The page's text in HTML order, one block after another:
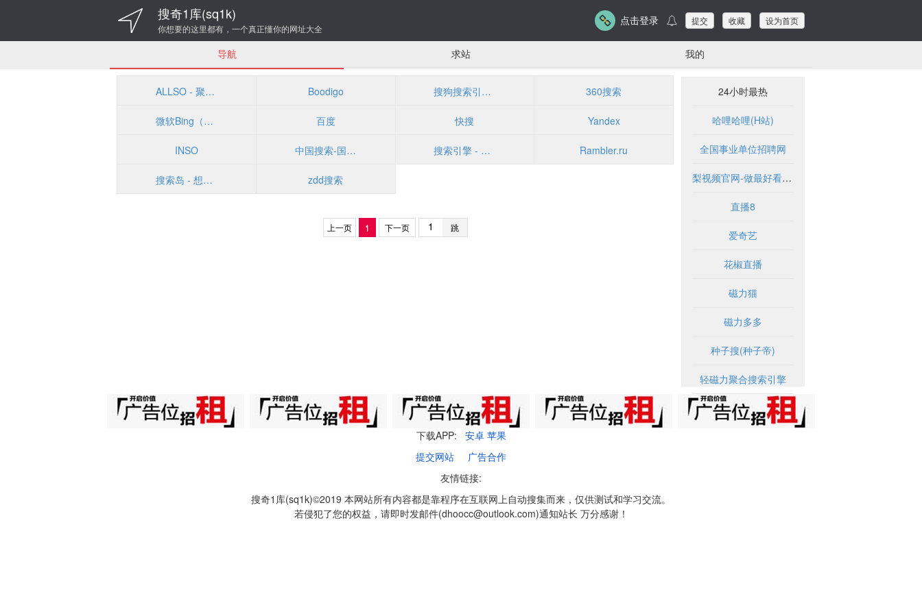
搜奇1库(sq1k)
你想要的这里都有，一个真正懂你的网址大全
点击登录 提交 收藏 设为首页
导航 求站 我的
ALLSO - 聚合搜索引擎 Boodigo 搜狗搜索引擎 - 上网从搜狗开始 360搜索
微软Bing（必应） 百度 快搜 Yandex
INSO 中国搜索-国家权威搜索 搜索引擎 - 中文搜索引擎指南网( 搜网 ) Rambler.ru
搜索岛 - 想你所想-ssdao.com zdd搜索
上一页 1 下一页 跳
24小时最热
哈哩哈哩(H站)
全国事业单位招聘网
梨视频官网-做最好看的资讯短视频-Pear Video
直播8
爱奇艺
花椒直播
磁力猫
磁力多多
种子搜(种子帝)
轻磁力聚合搜索引擎
下载APP: 安卓 苹果
提交网站
广告合作
友情链接:
搜奇1库(sq1k)©2019 本网站所有内容都是靠程序在互联网上自动搜集而来，仅供测试和学习交流。
若侵犯了您的权益，请即时发邮件(dhoocc@outlook.com)通知站长 万分感谢！